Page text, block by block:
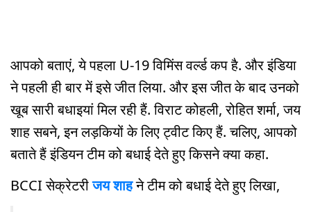
आपको बताएं, ये पहला U-19 विमिंस वर्ल्ड कप है. और इंडिया
ने पहली ही बार में इसे जीत लिया. और इस जीत के बाद उनको
खूब सारी बधाइयां मिल रही हैं. विराट कोहली, रोहित शर्मा, जय
शाह सबने, इन लड़कियों के लिए ट्वीट किए हैं. चलिए, आपको
बताते हैं इंडियन टीम को बधाई देते हुए किसने क्या कहा.
BCCI सेक्रेटरीजय शाहने टीम को बधाई देते हुए लिखा,